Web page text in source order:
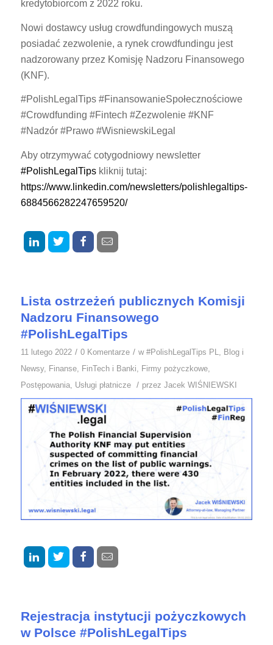
kredytobiorcom z 2022 roku.
Nowi dostawcy usług crowdfundingowych muszą
posiadać zezwolenie, a rynek crowdfundingu jest
nadzorowany przez Komisję Nadzoru Finansowego
(KNF).
#PolishLegalTips #FinansowanieSpołecznościowe
#Crowdfunding #Fintech #Zezwolenie #KNF
#Nadzór #Prawo #WisniewskiLegal
Aby otrzymywać cotygodniowy newsletter
#PolishLegalTipskliknij tutaj:
https://www.linkedin.com/newsletters/polishlegaltips-
6884566282247659520/
Lista ostrzeżeń publicznych Komisji
Nadzoru Finansowego
#PolishLegalTips
11 lutego 2022 / 0 Komentarze / w #PolishLegalTips PL
Blog i
Newsy, Finanse, FinTech i Banki Firmy pożyczkowe,
Postępowania, Usługi płatnicze / przez Jacek WIŚNIEWSKI
Rejestracja instytucji pożyczkowych
w Polsce #PolishLegalTips